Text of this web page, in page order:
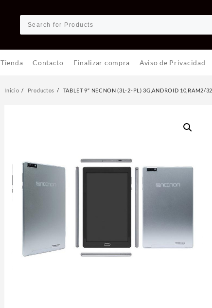
Tienda Contacto Finalizar compra Aviso de Privacidad
Inicio Productos TABLET 9″ NECNON (3L-2-PL) 3G,ANDROID 10,RAM2/